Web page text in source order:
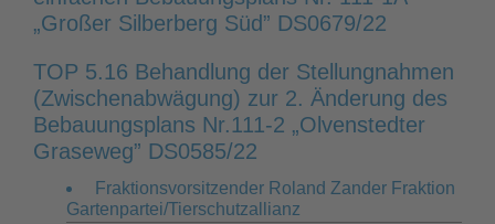
„Großer Silberberg Süd” DS0679/22
TOP 5.16 Behandlung der Stellungnahmen
(Zwischenabwägung) zur 2. Änderung des
Bebauungsplans Nr.111-2 „Olvenstedter
Graseweg” DS0585/22
Fraktionsvorsitzender Roland Zander Fraktion
Gartenpartei/Tierschutzallianz